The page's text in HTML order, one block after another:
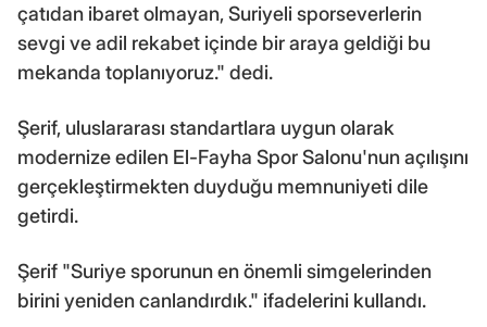
çatıdan ibaret olmayan, Suriyeli sporseverlerin
sevgi ve adil rekabet içinde bir araya geldiği bu
mekanda toplanıyoruz." dedi.
Şerif, uluslararası standartlara uygun olarak
modernize edilen El-Fayha Spor Salonu'nun açılışını
gerçekleştirmekten duyduğu memnuniyeti dile
getirdi.
Şerif "Suriye sporunun en önemli simgelerinden
birini yeniden canlandırdık." ifadelerini kullandı.